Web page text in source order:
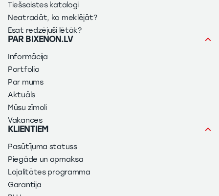
Tiešsaistes katalogi
Neatradāt, ko meklējāt?
Esat redzējuši lētāk?
PAR BIXENON.LV
Informācija
Portfolio
Par mums
Aktuāls
Mūsu zīmoli
Vakances
KLIENTIEM
Pasūtījuma statuss
Piegāde un apmaksa
Lojalitātes programma
Garantija